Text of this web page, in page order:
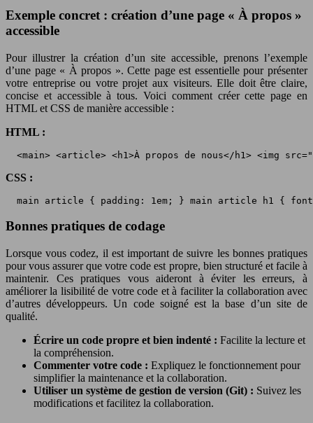
Exemple concret : création d’une page « À propos »
accessible
Pour illustrer la création d’un site accessible, prenons l’exemple
d’une page « À propos ». Cette page est essentielle pour présenter
votre entreprise ou votre projet aux visiteurs. Elle doit être claire,
concise et accessible à tous. Voici comment créer cette page en
HTML et CSS de manière accessible :
HTML :
<main> <article> <h1>À propos de nous</h1> <img
CSS :
main article { padding: 1em; } main article h1 {
Bonnes pratiques de codage
Lorsque vous codez, il est important de suivre les bonnes pratiques
pour vous assurer que votre code est propre, bien structuré et facile à
maintenir. Ces pratiques vous aideront à éviter les erreurs, à
améliorer la lisibilité de votre code et à faciliter la collaboration avec
d’autres développeurs. Un code soigné est la base d’un site de
qualité.
Écrire un code propre et bien indenté : Facilite la lecture et
la compréhension.
Commenter votre code : Expliquez le fonctionnement pour
simplifier la maintenance et la collaboration.
Utiliser un système de gestion de version (Git) : Suivez les
modifications et facilitez la collaboration.